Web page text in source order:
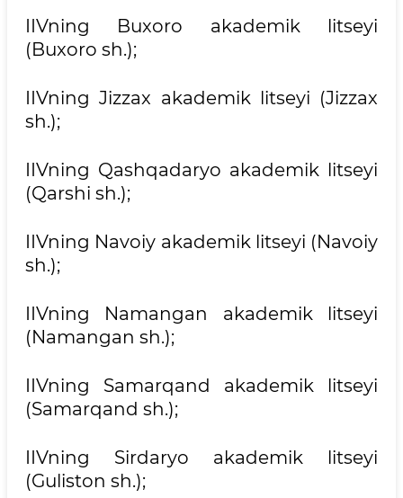
IIVning Buxoro akademik litseyi
(Buxoro sh.);
IIVning Jizzax akademik litseyi (Jizzax
sh.);
IIVning Qashqadaryo akademik litseyi
(Qarshi sh.);
IIVning Navoiy akademik litseyi (Navoiy
sh.);
IIVning Namangan akademik litseyi
(Namangan sh.);
IIVning Samarqand akademik litseyi
(Samarqand sh.);
IIVning Sirdaryo akademik litseyi
(Guliston sh.);